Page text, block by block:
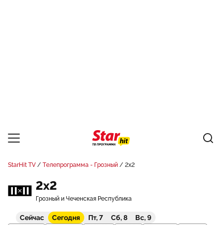
StarHit TV Телепрограмма - Грозный 2x2
2x2
Грозный и Чеченская Республика
Сейчас Сегодня Пт, 7 Сб, 8 Вс, 9